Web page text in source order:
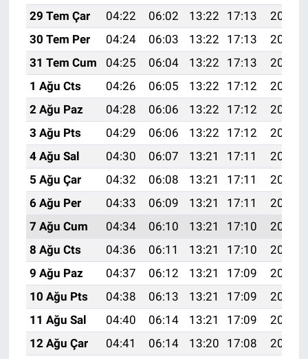
29 Tem Çar
04:22 06:02 13:22 17:13
20:32
30 Tem Per
04:24 06:03 13:22 17:13
20:31
31 Tem Cum
04:25 06:04 13:22 17:13
20:30
1 Ağu Cts
04:26 06:05 13:22 17:12
20:29
2 Ağu Paz
04:28 06:06 13:22 17:12
20:28
3 Ağu Pts
04:29 06:06 13:22 17:12
20:27
4 Ağu Sal
04:30 06:07 13:21 17:11
20:26
5 Ağu Çar
04:32 06:08 13:21 17:11
20:25
6 Ağu Per
04:33 06:09 13:21 17:11
20:24
7 Ağu Cum
04:34 06:10 13:21 17:10
20:22
8 Ağu Cts
04:36 06:11 13:21 17:10
20:21
9 Ağu Paz
04:37 06:12 13:21 17:09
20:20
10 Ağu Pts
04:38 06:13 13:21 17:09
20:19
11 Ağu Sal
04:40 06:14 13:21 17:09
20:18
12 Ağu Çar
04:41 06:14 13:20 17:08
20:17